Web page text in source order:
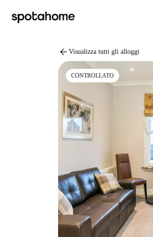
arrow_back Visualizza tutti gli alloggi
CONTROLLATO